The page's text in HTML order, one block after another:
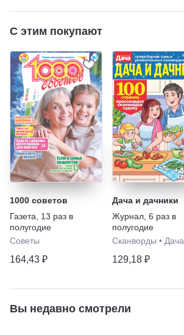
С этим покупают
1000 советов
Газета
13 раз в
полугодие
Советы
164,43 ₽
Дача и дачники
Журнал 6 раз в
полугодие
Сканворды • Дача
129,18 ₽
Вы недавно смотрели